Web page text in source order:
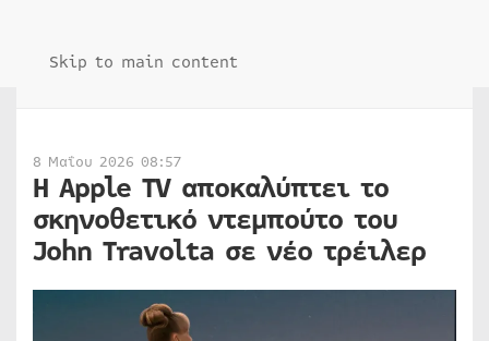
Skip to main content
8 Μαΐου 2026 08:57
H Apple TV αποκαλύπτει το
σκηνοθετικό ντεμπούτο του
John Travolta σε νέο τρέιλερ